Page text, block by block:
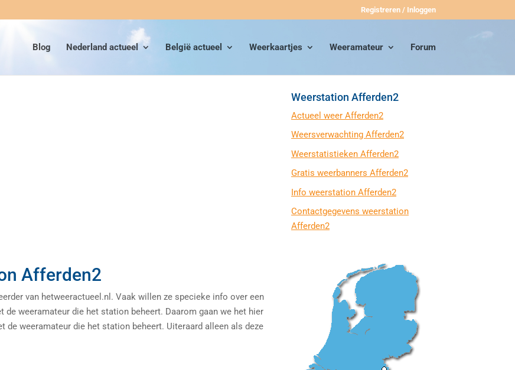
Registreren / Inloggen
Blog Nederland actueel België actueel Weerkaartjes Weeramateur Forum
Afferden2
van hetweeractueel.nl. Vaak willen ze specieke info over een
weeramateur die het station beheert. Daarom gaan we het hier
weeramateur die het station beheert. Uiteraard alleen als deze
Weerstation Afferden2
Actueel weer Afferden2
Weersverwachting Afferden2
Weerstatistieken Afferden2
Gratis weerbanners Afferden2
Info weerstation Afferden2
Contactgegevens weerstation
Afferden2